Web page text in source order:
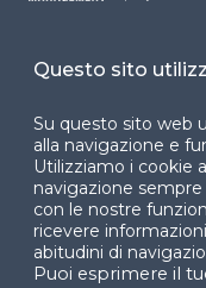
Facebook
YouTube
Questo sito
Su questo sito web
alla navigazione e
Utilizziamo i cookie
navigazione
con le nostre
ricevere
abitudini di
Puoi esprimere il